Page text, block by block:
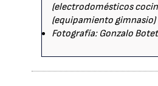
(electrodomésticos
(equipamiento gimnasio)
Fotografía: Gonzalo